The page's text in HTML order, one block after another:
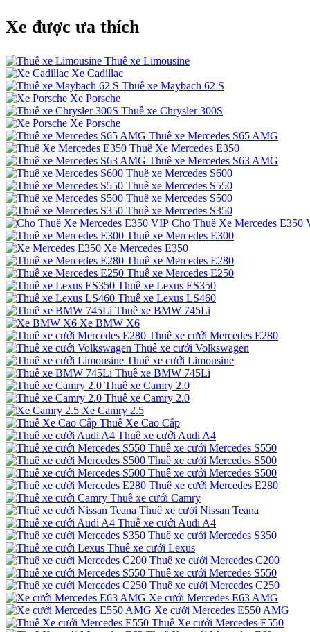
Xe được ưa thích
Thuê xe Limousine
Xe Cadillac
Thuê xe Maybach 62 S
Xe Porsche
Thuê xe Chrysler 300S
Xe Porsche
Thuê xe Mercedes S65 AMG
Thuê Xe Mercedes E350
Thuê xe Mercedes S63 AMG
Thuê xe Mercedes S600
Thuê xe Mercedes S550
Thuê xe Mercedes S500
Thuê xe Mercedes S350
Cho Thuê Xe Mercedes E350
Thuê xe Mercedes E300
Xe Mercedes E350
Thuê xe Mercedes E280
Thuê xe Mercedes E250
Thuê xe Lexus ES350
Thuê xe Lexus LS460
Thuê xe BMW 745Li
Xe BMW X6
Thuê xe cưới Mercedes E280
Thuê xe cưới Volkswagen
Thuê xe cưới Limousine
Thuê xe BMW 745Li
Thuê xe Camry 2.0
Thuê xe Camry 2.0
Xe Camry 2.5
Thuê Xe Cao Cấp
Thuê xe cưới Audi A4
Thuê xe cưới Mercedes S550
Thuê xe cưới Mercedes S500
Thuê xe cưới Mercedes S500
Thuê xe cưới Mercedes E280
Thuê xe cưới Camry
Thuê xe cưới Nissan Teana
Thuê xe cưới Audi A4
Thuê xe cưới Mercedes S350
Thuê xe cưới Lexus
Thuê xe cưới Mercedes C200
Thuê xe cưới Mercedes S550
Thuê xe cưới Mercedes C250
Xe cưới Mercedes E63 AMG
Xe cưới Mercedes E550 AMG
Thuê Xe cưới Mercedes E550